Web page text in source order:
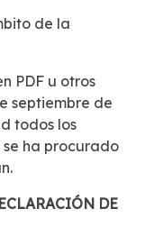
de la
PDF u otros
septiembre de
todos los
ha procurado
DE